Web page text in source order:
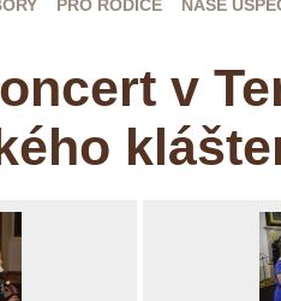
PRO RODIČE NAŠE
v